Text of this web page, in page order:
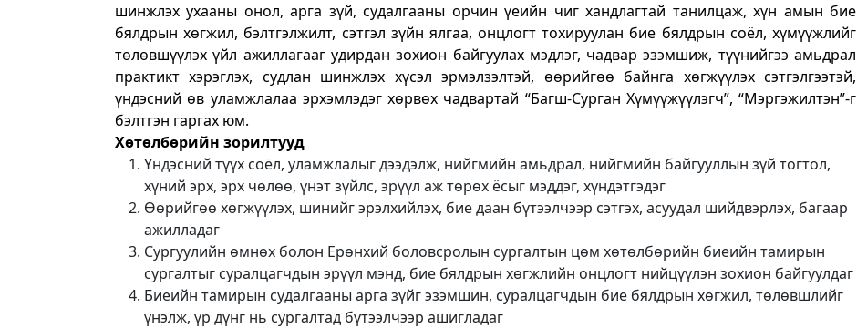
шинжлэх ухааны онол, арга зүй, судалгааны орчин үеийн чиг хандлагтай танилцаж, хүн амын бие
бялдрын хөгжил, бэлтгэлжилт, сэтгэл зүйн ялгаа, онцлогт тохируулан бие бялдрын соёл, хүмүүжлийг
төлөвшүүлэх үйл ажиллагааг удирдан зохион байгуулах мэдлэг, чадвар эзэмшиж, түүнийгээ амьдрал
практикт хэрэглэх, судлан шинжлэх хүсэл эрмэлзэлтэй, өөрийгөө байнга хөгжүүлэх сэтгэлгээтэй,
үндэсний өв уламжлалаа эрхэмлэдэг хөрвөх чадвартай “Багш-Сурган Хүмүүжүүлэгч”, “Мэргэжилтэн”-г
бэлтгэн гаргах юм.
Хөтөлбөрийн зорилтууд
Үндэсний түүх соёл, уламжлалыг дээдэлж, нийгмийн амьдрал, нийгмийн байгууллын зүй тогтол,
хүний эрх, эрх чөлөө, үнэт зүйлс, эрүүл аж төрөх ёсыг мэддэг, хүндэтгэдэг
Өөрийгөө хөгжүүлэх, шинийг эрэлхийлэх, бие даан бүтээлчээр сэтгэх, асуудал шийдвэрлэх, багаар
ажилладаг
Сургуулийн өмнөх болон Ерөнхий боловсролын сургалтын цөм хөтөлбөрийн биеийн тамирын
сургалтыг суралцагчдын эрүүл мэнд, бие бялдрын хөгжлийн онцлогт нийцүүлэн зохион байгуулдаг
Биеийн тамирын судалгааны арга зүйг эзэмшин, суралцагчдын бие бялдрын хөгжил, төлөвшлийг
үнэлж, үр дүнг нь сургалтад бүтээлчээр ашигладаг